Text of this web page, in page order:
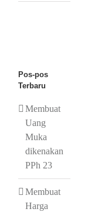
Pos-pos
Terbaru
Membuat
Uang
Muka
dikenakan
PPh 23
Membuat
Harga